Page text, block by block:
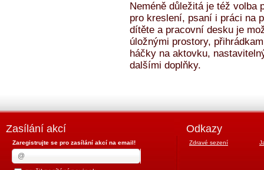
Neméně důležitá je též volba
pro kreslení, psaní i práci na
dítěte a pracovní desku je
úložnými prostory,
háčky na aktovku,
dalšími doplňky.
Zasílání akcí
Zaregistrujte se pro zasílání akcí na email!
Odkazy
Zdravé sezení